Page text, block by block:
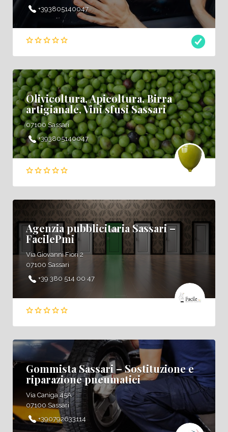
+393805140047
Olivicoltura, Apicoltura, Birra
artigianale, Vini sfusi Sassari
07100 Sassari
+393805140047
Agenzia pubblicitaria Sassari –
FacilePmi
Via Giovanni Fiori 2
07100 Sassari
+39 380 514 00 47
Gommista Sassari – Sostituzione e
riparazione pneumatici
Via Caniga 45A
07100 Sassari
+390792633114